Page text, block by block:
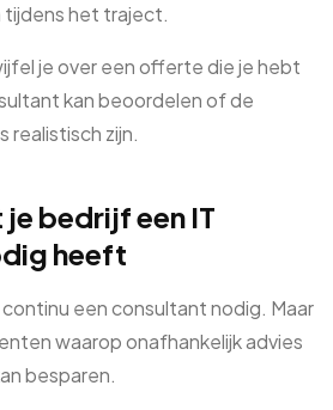
het traject.
je over een offerte die je hebt
kan beoordelen of de
realistisch zijn.
bedrijf een IT
heeft
een consultant nodig. Maar
waarop onafhankelijk advies
besparen.